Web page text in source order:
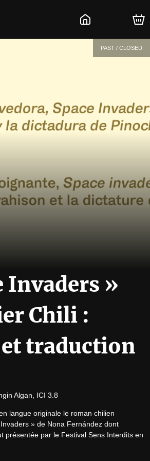
PAST / CLOSED
Invaders »
Chili :
traduction
Algan, ICI 3.8
langue originale le roman chilien
» de Nona Fernández dont
présentée par le Festival Sens Interdits en